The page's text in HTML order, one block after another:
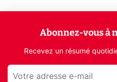
Abonnez-vous à
Recevez un résumé